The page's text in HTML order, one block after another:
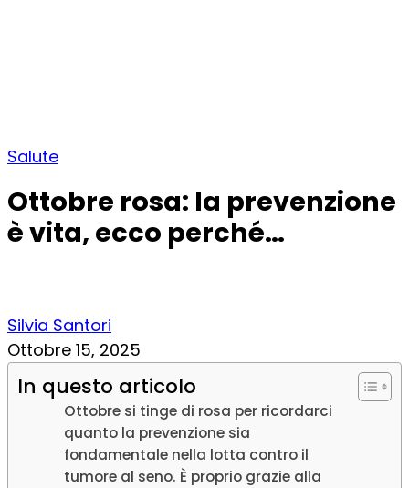
Salute
Ottobre rosa: la prevenzione
è vita, ecco perché…
Silvia Santori
Ottobre 15, 2025
In questo articolo
Ottobre si tinge di rosa per ricordarci
quanto la prevenzione sia
fondamentale nella lotta contro il
tumore al seno. È proprio grazie alla